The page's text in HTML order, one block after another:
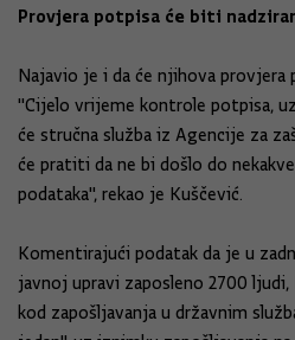
Provjera potpisa će biti
Najavio je i da će njihova provjera
"Cijelo vrijeme kontrole potpisa,
će stručna služba iz Agencije za
će pratiti da ne bi došlo do
podataka", rekao je Kuščević.
Komentirajući podatak da je u
javnoj upravi zaposleno 2700
kod zapošljavanja u državnim